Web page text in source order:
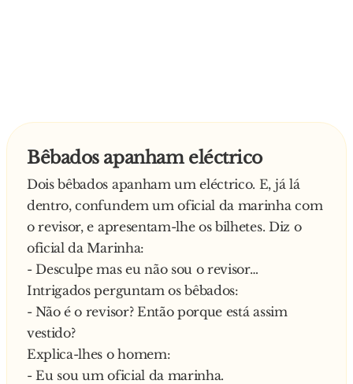
Bêbados apanham eléctrico
Dois bêbados apanham um eléctrico. E, já lá
dentro, confundem um oficial da marinha com
o revisor, e apresentam-lhe os bilhetes. Diz o
oficial da Marinha:
- Desculpe mas eu não sou o revisor…
Intrigados perguntam os bêbados:
- Não é o revisor? Então porque está assim
vestido?
Explica-lhes o homem:
- Eu sou um oficial da marinha.